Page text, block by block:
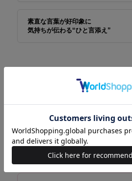
素直な言葉が好印象に
気持ちが伝わる“ひと言添え”
“「人間関係はグーチョ
これまで生きてきた互い